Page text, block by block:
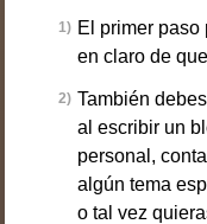
El primer paso
en claro de
También
al escribir un
personal,
algún tema
o tal vez